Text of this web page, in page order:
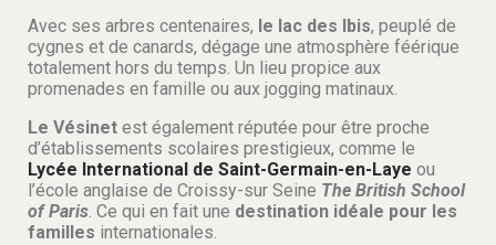
Avec ses arbres centenaires, le lac des Ibis, peuplé de
cygnes et de canards, dégage une atmosphère féérique
totalement hors du temps. Un lieu propice aux
promenades en famille ou aux jogging matinaux.
Le Vésinet est également réputée pour être proche
d’établissements scolaires prestigieux, comme le
Lycée International de Saint-Germain-en-Laye ou
l’école anglaise de Croissy-sur Seine The British School
of Paris. Ce qui en fait une destination idéale pour les
familles internationales.